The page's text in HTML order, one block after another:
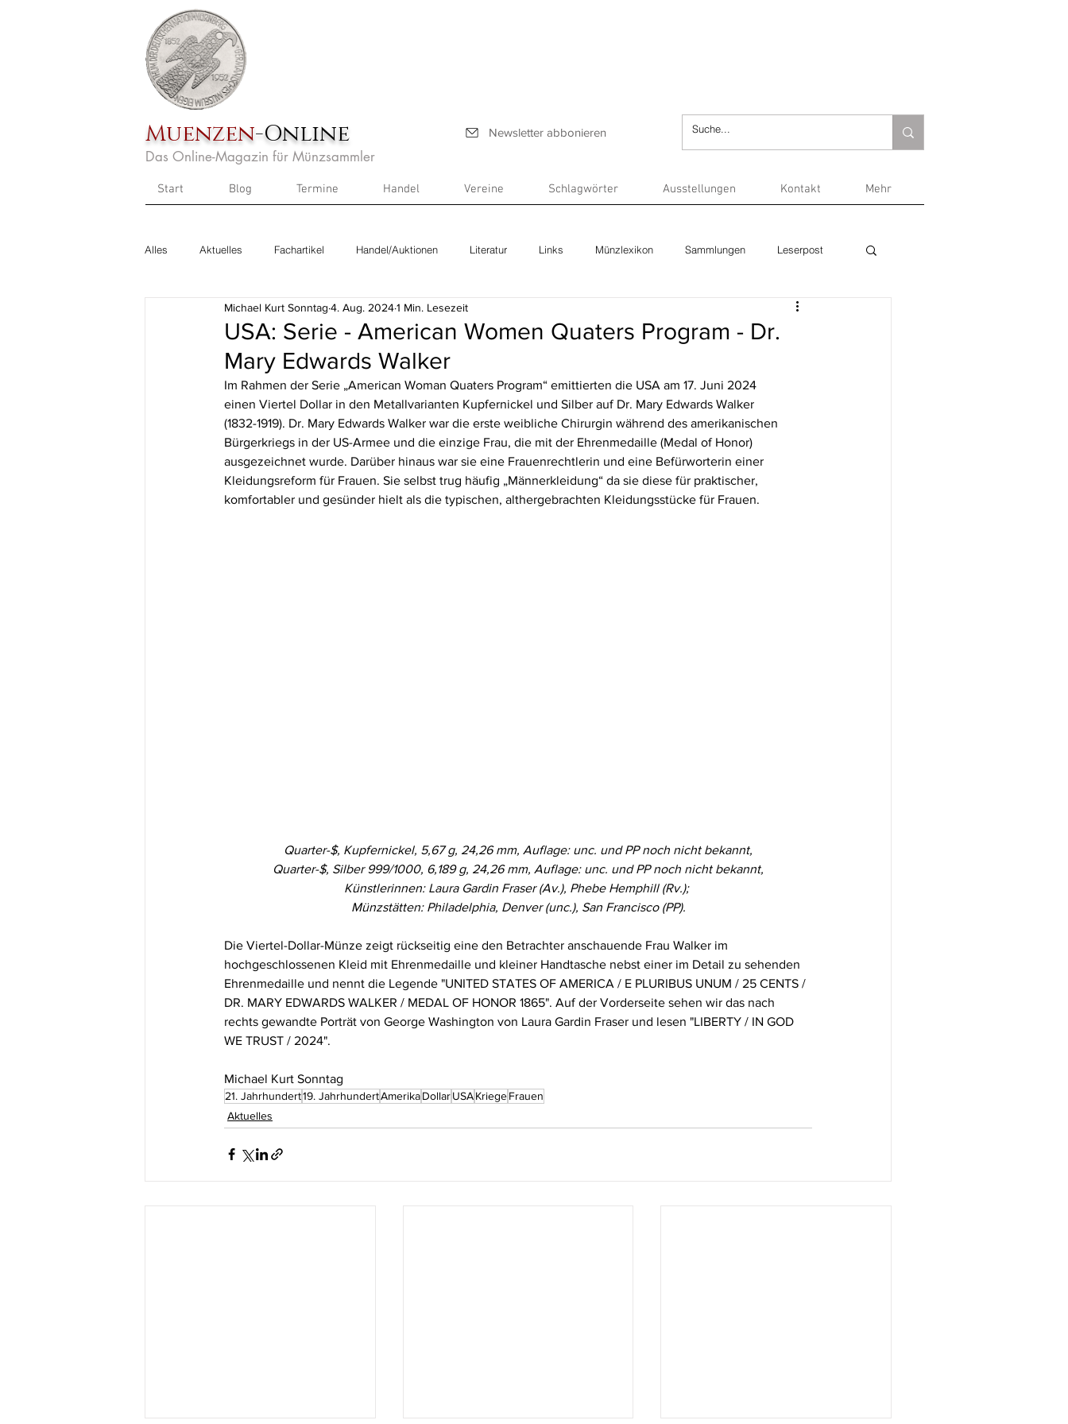
Muenzen-Online Newsletter abbonieren
Das Online-Magazin für Münzsammler
Start Blog Termine Handel Vereine Schlagwörter Ausstellungen Kontakt Mehr
Alles Aktuelles Fachartikel Handel/Auktionen Literatur Links Münzlexikon Sammlungen Leserpost
USA: Serie - American Women Quaters Program - Dr.
Mary Edwards Walker
Michael Kurt Sonntag 4. Aug. 20241 Min. Lesezeit
Im Rahmen der Serie „American Woman Quaters Program“ emittierten die USA am 17. Juni 2024
einen Viertel Dollar in den Metallvarianten Kupfernickel und Silber auf Dr. Mary Edwards Walker
(1832-1919). Dr. Mary Edwards Walker war die erste weibliche Chirurgin während des amerikanischen
Bürgerkriegs in der US-Armee und die einzige Frau, die mit der Ehrenmedaille (Medal of Honor)
ausgezeichnet wurde. Darüber hinaus war sie eine Frauenrechtlerin und eine Befürworterin einer
Kleidungsreform für Frauen. Sie selbst trug häufig „Männerkleidung“ da sie diese für praktischer,
komfortabler und gesünder hielt als die typischen, althergebrachten Kleidungsstücke für Frauen.
Quarter-$, Kupfernickel, 5,67 g, 24,26 mm, Auflage: unc. und PP noch nicht bekannt,
Quarter-$, Silber 999/1000, 6,189 g, 24,26 mm, Auflage: unc. und PP noch nicht bekannt,
Künstlerinnen: Laura Gardin Fraser (Av.), Phebe Hemphill (Rv.);
Münzstätten: Philadelphia, Denver (unc.), San Francisco (PP).
Die Viertel-Dollar-Münze zeigt rückseitig eine den Betrachter anschauende Frau Walker im
hochgeschlossenen Kleid mit Ehrenmedaille und kleiner Handtasche nebst einer im Detail zu sehenden
Ehrenmedaille und nennt die Legende "UNITED STATES OF AMERICA / E PLURIBUS UNUM / 25 CENTS /
DR. MARY EDWARDS WALKER / MEDAL OF HONOR 1865". Auf der Vorderseite sehen wir das nach
rechts gewandte Porträt von George Washington von Laura Gardin Fraser und lesen "LIBERTY / IN GOD
WE TRUST / 2024".
Michael Kurt Sonntag
21. Jahrhundert19. JahrhundertAmerikaDollarUSAKriegeFrauen
Aktuelles